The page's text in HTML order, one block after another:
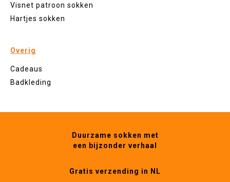
Visnet patroon sokken
Hartjes sokken
Overig
Cadeaus
Badkleding
Duurzame sokken met
een bijzonder verhaal
Gratis verzending in NL